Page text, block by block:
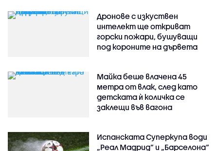
Дронове с изкуствен
интелект ще откриват
горски пожари, бушуващи
под короните на дървета
Майка беше влачена 45
метра от влак, след като
детската ѝ количка се
заклещи във вагона
Испанската Суперкупа води
„Реал Мадрид“ и „Барселона“